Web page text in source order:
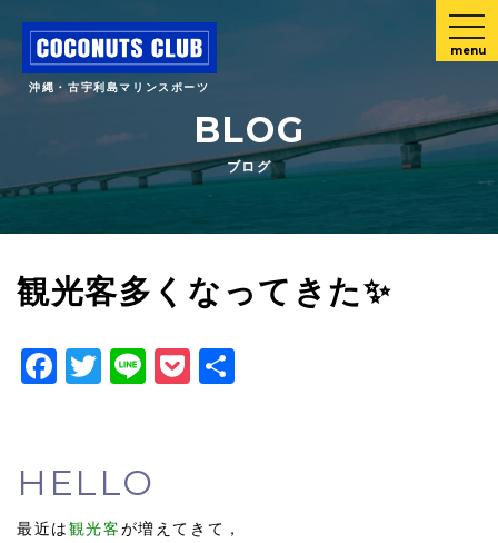
沖縄・古宇利島マリンスポーツ
menu
BLOG
ブログ
観光客多くなってきた✨
Facebook
Twitter
LinePocket
HELLO
最近は観光客が増えてきて，